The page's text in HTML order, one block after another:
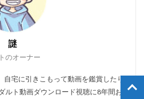
謎
のオーナー
宅に引きこもって動画を鑑賞したり
ルト動画ダウンロード視聴に8年間お